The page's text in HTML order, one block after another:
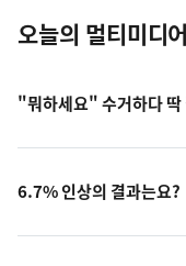
오늘의 멀티미디어
"뭐하세요" 수거하다 딱
6.7% 인상의 결과는요?